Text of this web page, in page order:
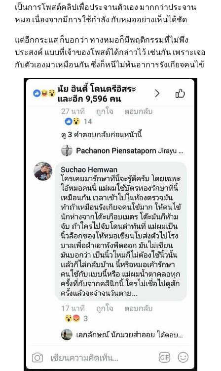
เป็นการโพสต์คลิปเพื่อประจานตัวเอง มากกว่าประจาน
หมอ เนื่องจากมีการใช้กำลัง กับหมออย่างเห็นได้ชัด
แต่อีกกระแส ก็บอกว่า ทางหมอก็มีพฤติกรรมที่ไม่พึง
ประสงค์ แบบที่เจ้าของโพสต์ได้กล่าวไว้ เช่นกัน เพราะเจอ
กับตัวเองมาเหมือนกัน ซึ่งก็หนีไม่พ้นอาการรังเกียจคนไข้